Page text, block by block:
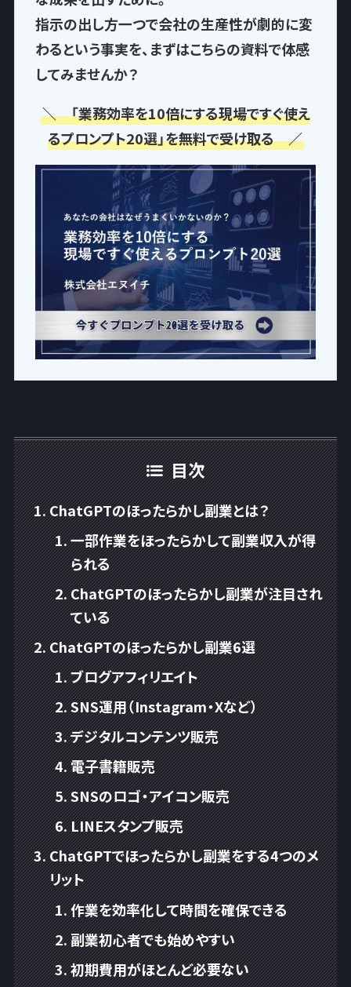
指示の出し方一つで会社の生産性が劇的に変
わるという事実を、まずはこちらの資料で体感
してみませんか？
＼ 「業務効率を10倍にする現場ですぐ使え
るプロンプト20選」を無料で受け取る ／
目次
ChatGPTのほったらかし副業とは？
一部作業をほったらかして副業収入が得
られる
ChatGPTのほったらかし副業が注目され
ている
ChatGPTのほったらかし副業6選
ブログアフィリエイト
SNS運用（Instagram・Xなど）
デジタルコンテンツ販売
電子書籍販売
SNSのロゴ・アイコン販売
LINEスタンプ販売
ChatGPTでほったらかし副業をする4つのメ
リット
作業を効率化して時間を確保できる
副業初心者でも始めやすい
初期費用がほとんど必要ない